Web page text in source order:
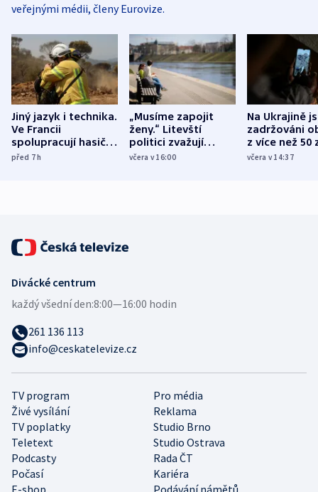
veřejnými médii, členy Eurovize.
Jiný jazyk i technika.
Ve Francii
spolupracují hasiči z
různých zemí
před 7h
„Musíme zapojit
ženy.“ Litevští
politici zvažují
dohodu o
včera v 16:00
Na Ukrajině
zadržováni
z více než 50
Bojovali na
včera v 14:37
TV program
Pro média
Živé vysílání
Reklama
TV poplatky
Studio Brno
Teletext
Studio Ostrava
Podcasty
Rada ČT
Počasí
Kariéra
E-shop
Podávání námětů
Divácké centrum
každý všední den:8:00—16:00 hodin
261 136 113
info@ceskatelevize.cz